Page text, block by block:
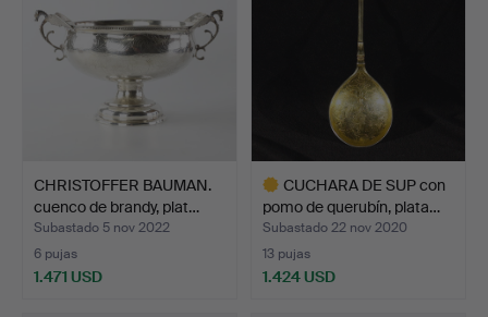
CHRISTOFFER BAUMAN.
cuenco de brandy, plat…
Subastado 5 nov 2022
6 pujas
1.471 USD
CUCHARA DE SUP con
pomo de querubín, plata…
Subastado 22 nov 2020
13 pujas
1.424 USD